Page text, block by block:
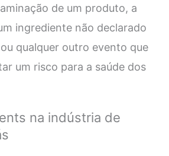
de um produto, a
ingrediente não declarado
qualquer outro evento que
um risco para a saúde dos
na indústria de